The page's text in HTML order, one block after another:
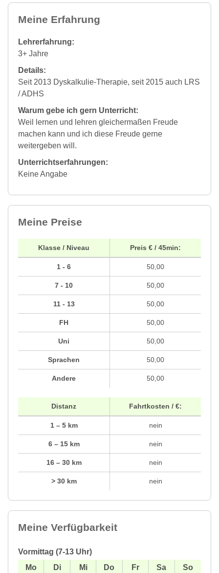
Meine Erfahrung
Lehrerfahrung:
3+ Jahre
Details:
Seit 2013 Dyskalkulie-Therapie, seit 2015 auch LRS
/ ADHS
Warum gebe ich gern Unterricht:
Weil lernen und lehren gleichermaßen Freude
machen kann und ich diese Freude gerne
weitergeben will.
Unterrichtserfahrungen:
Keine Angabe
Meine Preise
Klasse / Niveau
1 - 6
7 - 10
11 - 13
FH
Uni
Sprachen
Andere
Preis € / 45min:
50,00
50,00
50,00
50,00
50,00
50,00
50,00
Distanz
1 – 5 km
6 – 15 km
16 – 30 km
> 30 km
Fahrtkosten / €:
nein
nein
nein
nein
Meine Verfügbarkeit
Vormittag (7-13 Uhr)